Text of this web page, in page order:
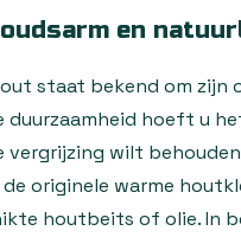
en
staat bekend om zijn
duurzaamheid hoeft u
vergrijzing wilt
de originele warme
houtbeits of olie. In